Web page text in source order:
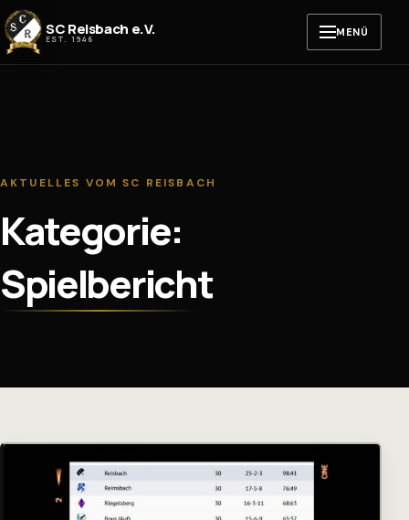
Zum Inhalt springen
SC Reisbach e.V.
EST. 1946 MENÜ
AKTUELLES VOM SC REISBACH
Kategorie:
Spielbericht